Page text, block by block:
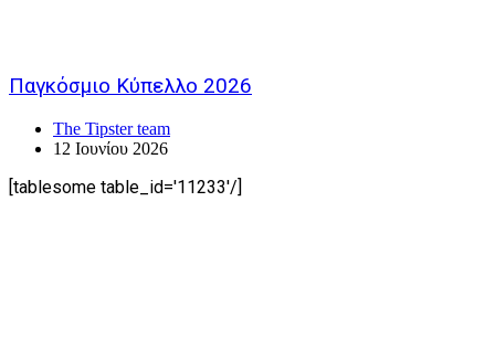
Παγκόσμιο Κύπελλο 2026
The Tipster team
12 Ιουνίου 2026
[tablesome table_id='11233'/]